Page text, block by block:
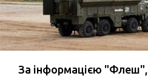
За інформацією "Флеш",